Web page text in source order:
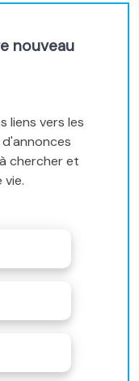
nouveau
liens vers les
chercher et